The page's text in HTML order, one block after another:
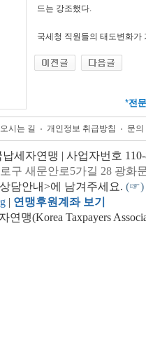
드는 강조했다.
국세청 직원들의 태도변화
*전문
시는 길 개인정보 취급방침 문
세자연맹 | 사업자번호
구 새문안로5가길 28 광화
담안내>에 남겨주세요. (☞)
| 연맹후원계좌 보기
맹(Korea Taxpayers